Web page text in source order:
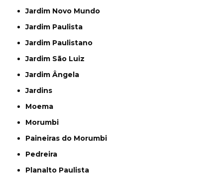
Jardim Novo Mundo
Jardim Paulista
Jardim Paulistano
Jardim São Luiz
Jardim Ângela
Jardins
Moema
Morumbi
Paineiras do Morumbi
Pedreira
Planalto Paulista